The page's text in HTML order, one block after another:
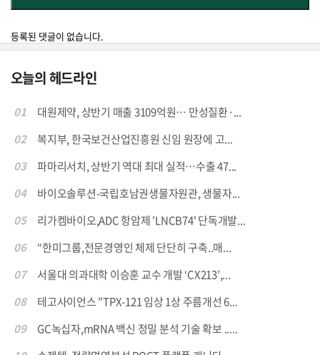
등록된 댓글이 없습니다.
오늘의 헤드라인
01
대원제약, 상반기 매출 3109억원… 만성질환·...
02
복지부, 한국보건산업진흥원 신임 원장에 고...
03
파마리서치, 상반기 역대 최대 실적…수출 47...
04
바이오솔루션-국립호남권생물자원관, 생물자...
05
리가켐바이오,ADC 항암제 'LNCB74' 단독개발...
06
“한미그룹,전문경영인 체제 단단히 구축..매...
07
서울대 의과대학 이승훈 교수 개발 ‘CX213’,...
08
테고사이언스 "TPX-121 임상 1상 주름개선 6...
09
GC녹십자,mRNA 백신 정밀 분석 기술 확보 .....